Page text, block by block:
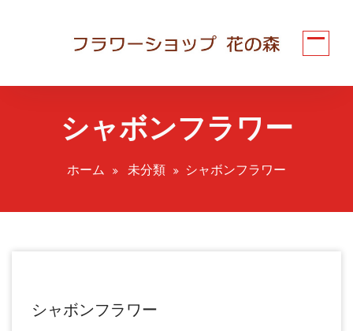
ツ
シャボンフラワー
ホーム 未分類 シャボンフラワー
シャボンフラワー